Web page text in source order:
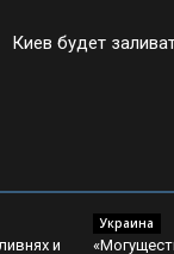
Киев будет
и
Украина